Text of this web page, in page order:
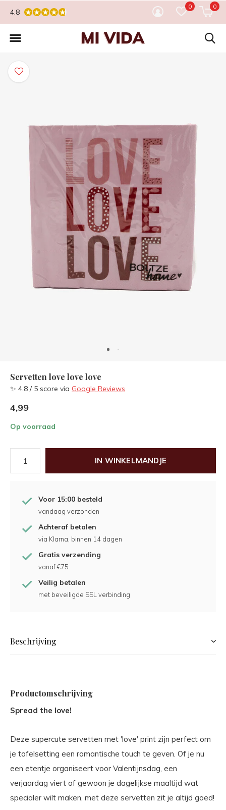
0 0
4.8
Servetten love love love
✨ 4.8 / 5 score via Google Reviews
4,99
Op voorraad
IN WINKELMANDJE
Voor 15:00 besteld
vandaag verzonden
Achteraf betalen
via Klarna, binnen 14 dagen
Gratis verzending
vanaf €75
Veilig betalen
met beveiligde SSL verbinding
Beschrijving
Productomschrijving
Spread the love!
Deze supercute servetten met 'love' print zijn perfect om
je tafelsetting een romantische touch te geven. Of je nu
een etentje organiseert voor Valentijnsdag, een
verjaardag viert of gewoon je dagelijkse maaltijd wat
specialer wilt maken, met deze servetten zit je altijd goed!